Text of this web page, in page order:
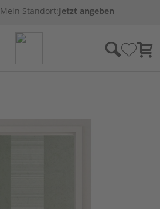
Mein Standort:Jetzt angeben